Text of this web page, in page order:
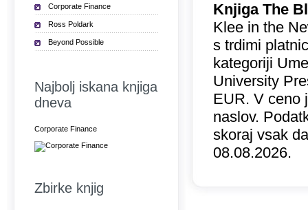
Knjiga The
Klee in the
s trdimi
kategoriji
University
EUR. V ceno
naslov.
skoraj vsak
08.08.2026.
Corporate Finance
Ross Poldark
Beyond Possible
Najbolj iskana knjiga
dneva
Corporate Finance
Zbirke knjig